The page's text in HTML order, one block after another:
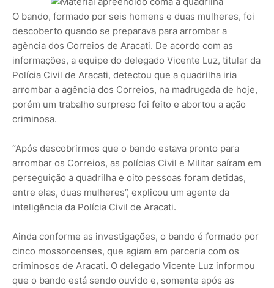
O bando, formado por seis homens e duas mulheres, foi
descoberto quando se preparava para arrombar a
agência dos Correios de Aracati. De acordo com as
informações, a equipe do delegado Vicente Luz, titular da
Polícia Civil de Aracati, detectou que a quadrilha iria
arrombar a agência dos Correios, na madrugada de hoje,
porém um trabalho surpreso foi feito e abortou a ação
criminosa.
“Após descobrirmos que o bando estava pronto para
arrombar os Correios, as polícias Civil e Militar saíram em
perseguição a quadrilha e oito pessoas foram detidas,
entre elas, duas mulheres”, explicou um agente da
inteligência da Polícia Civil de Aracati.
Ainda conforme as investigações, o bando é formado por
cinco mossoroenses, que agiam em parceria com os
criminosos de Aracati. O delegado Vicente Luz informou
que o bando está sendo ouvido e, somente após as